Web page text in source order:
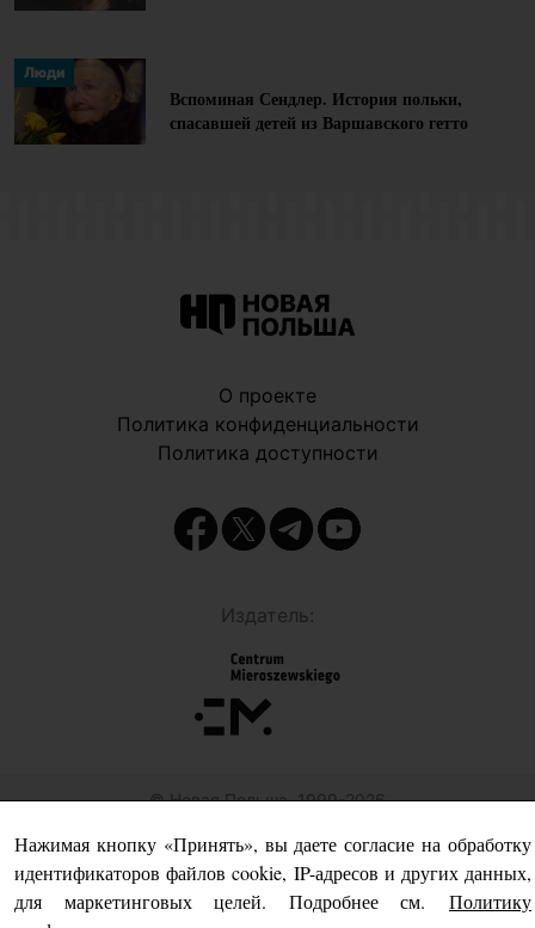
(«Критическое
Czarni («Черные»).
Лауреат
нескольких
Andrzeja
Wojciechowskiego).
Люди
Вспоминая Сендлер. История польки,
спасавшей детей из Варшавского гетто
Нажимая кнопку «Принять», вы даете согласие на обработку
идентификаторов файлов cookie, IP-адресов и других данных,
для маркетинговых целей. Подробнее см.
Политику
О проекте
Политика конфиденциальности
Политика доступности
Издатель:
© Новая Польша, 1999-2026